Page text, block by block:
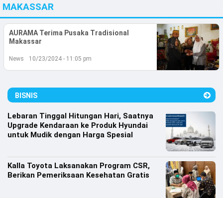
Ekonomi
Bisnis
Kesehatan
Olahraga
Bola
MAKASSAR
AURAMA Terima Pusaka Tradisional
Makassar
News 10/23/2024 - 11:05 pm
BISNIS
Lebaran Tinggal Hitungan Hari, Saatnya
Upgrade Kendaraan ke Produk Hyundai
untuk Mudik dengan Harga Spesial
Kalla Toyota Laksanakan Program CSR,
Berikan Pemeriksaan Kesehatan Gratis